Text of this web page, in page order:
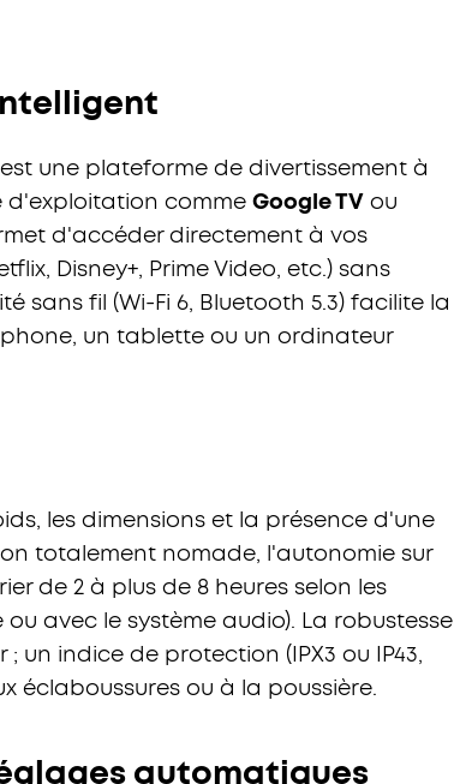
une plateforme de divertissement à
d'exploitation comme Google TV ou
d'accéder directement à vos
Disney+, Prime Video, etc.) sans
sans fil (Wi-Fi 6, Bluetooth 5.3) facilite la
un tablette ou un ordinateur
les dimensions et la présence d'une
totalement nomade, l'autonomie sur
de 2 à plus de 8 heures selon les
avec le système audio). La robustesse
un indice de protection (IPX3 ou IP43,
éclaboussures ou à la poussière.
automatiques